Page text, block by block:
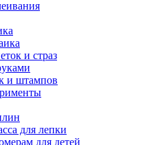
и страз
и штампов
для лепки
для детей